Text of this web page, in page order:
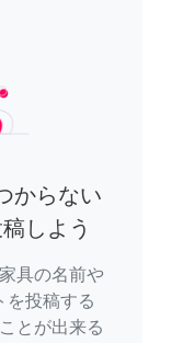
からない
しよう
具の名前や
を投稿する
とが出来る